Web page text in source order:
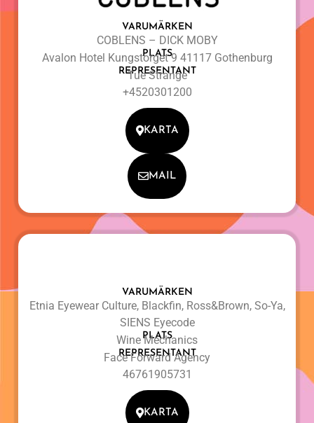
VARUMÄRKEN
COBLENS – DICK MOBY
PLATS
Avalon Hotel Kungstorget 9 41117 Gothenburg
REPRESENTANT
Tue Strange
+4520301200
KARTA
MAIL
VARUMÄRKEN
Etnia Eyewear Culture, Blackfin, Ross&Brown, So-Ya,
SIENS Eyecode
PLATS
Wine Mechanics
REPRESENTANT
Face Forward Agency
46761905731
KARTA